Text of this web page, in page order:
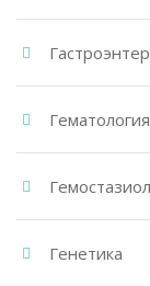
Гематология
Генетика